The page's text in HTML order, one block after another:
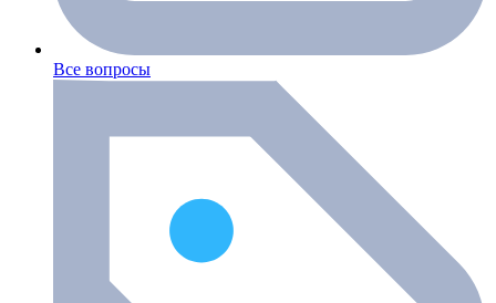
Все вопросы